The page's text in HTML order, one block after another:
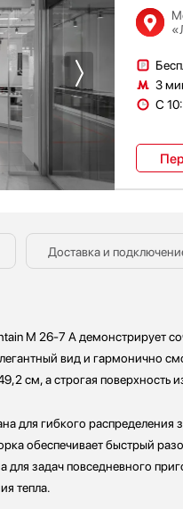
Kitchen Suite
3
С
Доставка и
M 26-7 A демонстрирует
вид и гармонично
см, а строгая поверхность
для гибкого распределения
обеспечивает быстрый
задач повседневного
тепла.